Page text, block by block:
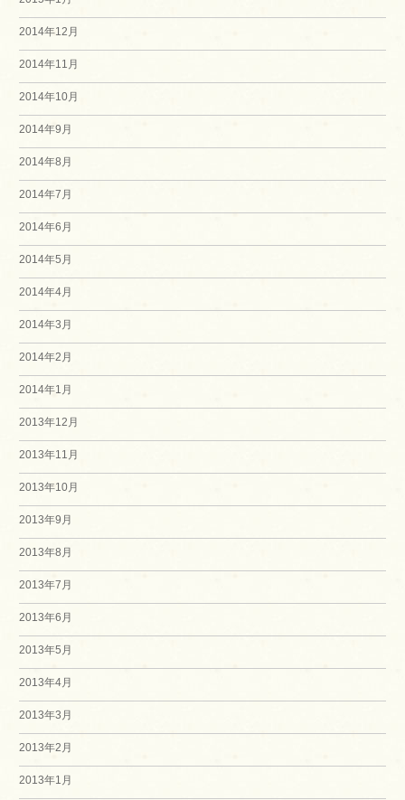
2014年12月
2014年11月
2014年10月
2014年9月
2014年8月
2014年7月
2014年6月
2014年5月
2014年4月
2014年3月
2014年2月
2014年1月
2013年12月
2013年11月
2013年10月
2013年9月
2013年8月
2013年7月
2013年6月
2013年5月
2013年4月
2013年3月
2013年2月
2013年1月